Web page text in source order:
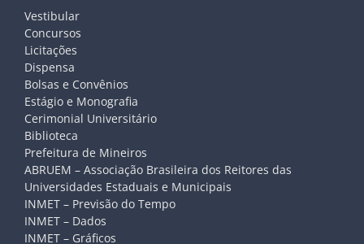
Vestibular
Concursos
Licitações
Dispensa
Bolsas e Convênios
Estágio e Monografia
Cerimonial Universitário
Biblioteca
Prefeitura de Mineiros
ABRUEM – Associação Brasileira dos Reitores das
Universidades Estaduais e Municipais
INMET – Previsão do Tempo
INMET – Dados
INMET – Gráficos